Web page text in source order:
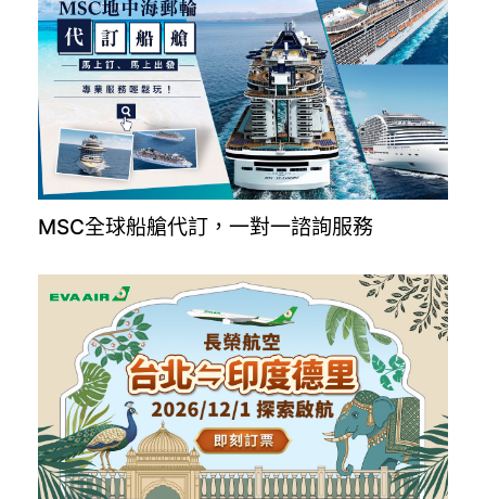
MSC全球船艙代訂，一對一諮詢服務